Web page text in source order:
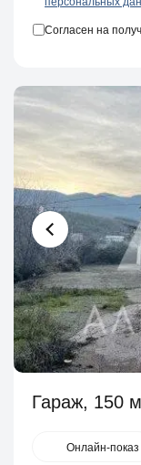
Согласен на
Гараж, 150
Онлайн-показ